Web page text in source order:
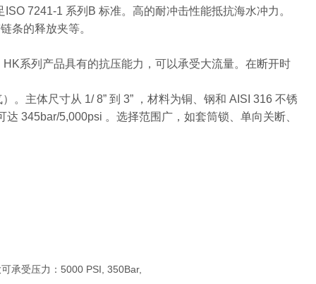
7241-1 系列B 标准。高的耐冲击性能抵抗海水冲力。
条的释放夹等。
系列产品具有的抗压能力，可以承受大流量。在断开时
。主体尺寸从 1/ 8” 到 3” ，材料为铜、钢和 AISI 316 不锈
345bar/5,000psi 。选择范围广，如套筒锁、单向关断、
承受压力：5000 PSI, 350Bar,